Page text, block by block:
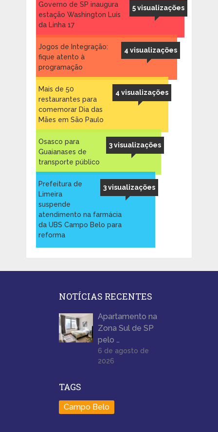
5 visualizações
Governo de SP inaugura
estação Washington Luís
da Linha 17
4 visualizações
Jogos de Integração:
fique atento à
programação
4 visualizações
Mais de 50
restaurantes para
comemorar Dia das
Mães em São Paulo
3 visualizações
Osasco para
Guaianases de
transporte público
3 visualizações
Prefeitura de
Limeira
suspende
atendimento na farmácia
da UBS Campo Belo para
reforma
NOTÍCIAS RECENTES
Apartamento na
Zona Sul de SP
pelo …
6 de agosto de
2026
TAGS
Campo Belo